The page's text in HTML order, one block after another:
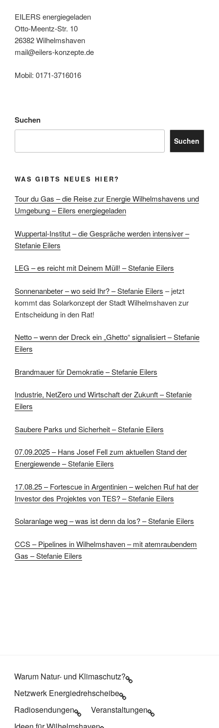
EILERS energiegeladen
Otto-Meentz-Str. 10
26382 Wilhelmshaven
mail@eilers-konzepte.de
Mobil: 0171-3716016
Suchen
Suchen
WAS GIBTS NEUES HIER?
Tour du Gas – die Reise zur Energie Wilhelmshavens und
Umgebung – Eilers energiegeladen
Wuppertal-Institut – die Gespräche werden intensiver –
Stefanie Eilers
LEG – es reicht mit Deinem Müll! – Stefanie Eilers
Sonnenanbeter – wo seid Ihr? – Stefanie Eilers – jetzt
kommt das Solarkonzept der Stadt Wilhelmshaven zur
Entscheidung in den Rat!
Netto – wenn der Dreck ein „Ghetto“ signalisiert – Stefanie
Eilers
Brandmauer für Demokratie – Stefanie Eilers
Industrie, NetZero und Wirtschaft der Zukunft – Stefanie
Eilers
Saubere Parks und Sicherheit – Stefanie Eilers
07.09.2025 – Hans Josef Fell zum aktuellen Stand der
Energiewende – Stefanie Eilers
17.08.25 – Fortescue in Argentinien – welchen Ruf hat der
Investor des Projektes von TES? – Stefanie Eilers
Solaranlage weg – was ist denn da los? – Stefanie Eilers
CCS – Pipelines in Wilhelmshaven – mit atemraubendem
Gas – Stefanie Eilers
Warum Natur- und Klimaschutz?
Netzwerk Energiedrehscheibe
Radiosendungen
Veranstaltungen